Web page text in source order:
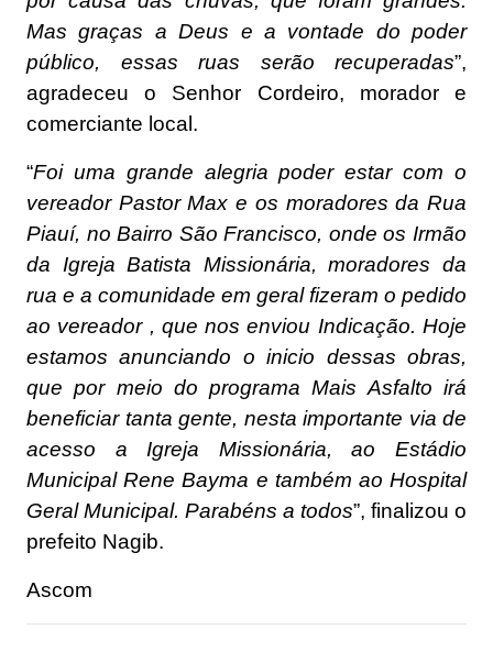
Mas graças a Deus e a vontade do poder
público, essas ruas serão recuperadas”,
agradeceu o Senhor Cordeiro, morador e
comerciante local.
“Foi uma grande alegria poder estar com o
vereador Pastor Max e os moradores da Rua
Piauí, no Bairro São Francisco, onde os Irmão
da Igreja Batista Missionária, moradores da
rua e a comunidade em geral fizeram o pedido
ao vereador , que nos enviou Indicação. Hoje
estamos anunciando o inicio dessas obras,
que por meio do programa Mais Asfalto irá
beneficiar tanta gente, nesta importante via de
acesso a Igreja Missionária, ao Estádio
Municipal Rene Bayma e também ao Hospital
Geral Municipal. Parabéns a todos”, finalizou o
prefeito Nagib.
Ascom